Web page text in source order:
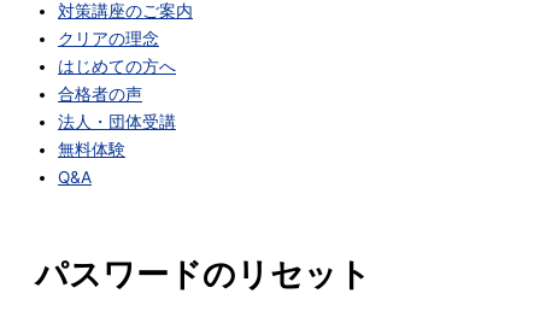
対策講座のご案内
クリアの理念
はじめての方へ
合格者の声
法人・団体受講
無料体験
Q&A
パスワードのリセット